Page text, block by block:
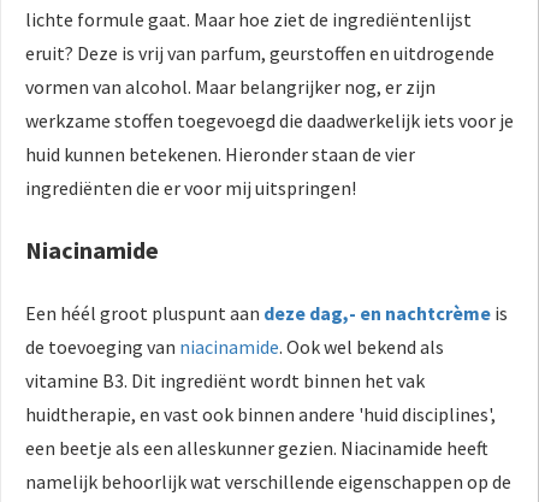
lichte formule gaat. Maar hoe ziet de ingrediëntenlijst
eruit? Deze is vrij van parfum, geurstoffen en uitdrogende
vormen van alcohol. Maar belangrijker nog, er zijn
werkzame stoffen toegevoegd die daadwerkelijk iets voor je
huid kunnen betekenen. Hieronder staan de vier
ingrediënten die er voor mij uitspringen!
Niacinamide
Een héél groot pluspunt aan deze dag,- en nachtcrème is
de toevoeging van niacinamide. Ook wel bekend als
vitamine B3. Dit ingrediënt wordt binnen het vak
huidtherapie, en vast ook binnen andere 'huid disciplines',
een beetje als een alleskunner gezien. Niacinamide heeft
namelijk behoorlijk wat verschillende eigenschappen op de